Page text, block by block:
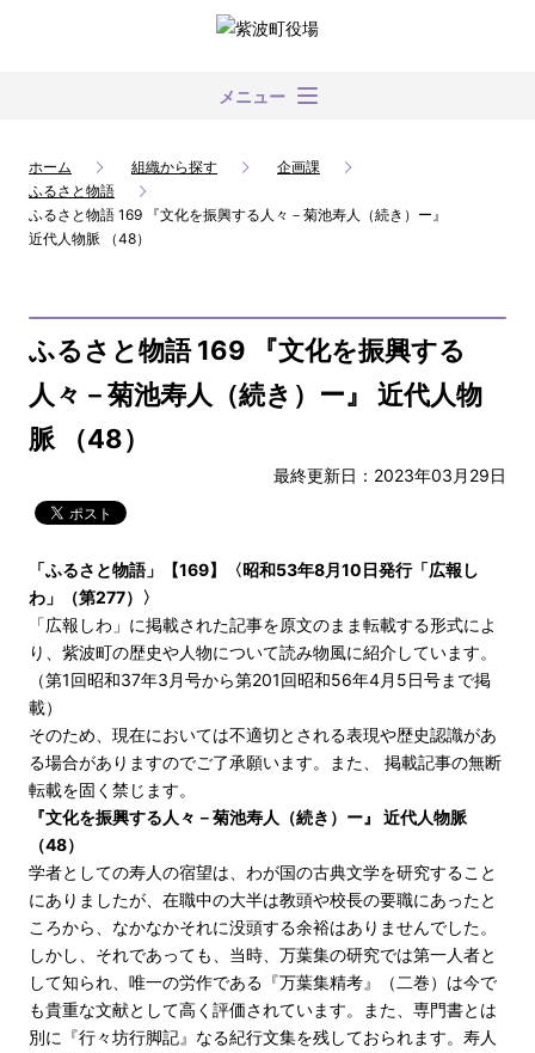
メニュー
ホーム 組織から探す
企画課
ふるさと物語
ふるさと物語 169 『文化を振興する人々－菊池寿人（続き）ー』
近代人物脈 （48）
ふるさと物語 169 『文化を振興する
人々－菊池寿人（続き）ー』 近代人物
脈 （48）
最終更新日：2023年03月29日
「ふるさと物語」【169】〈昭和53年8月10日発行「広報し
わ」（第277）〉
「広報しわ」に掲載された記事を原文のまま転載する形式によ
り、紫波町の歴史や人物について読み物風に紹介しています。
（第1回昭和37年3月号から第201回昭和56年4月5日号まで掲
載）
そのため、現在においては不適切とされる表現や歴史認識があ
る場合がありますのでご了承願います。また、 掲載記事の無断
転載を固く禁じます。
『文化を振興する人々－菊池寿人（続き）ー』 近代人物脈
（48）
学者としての寿人の宿望は、わが国の古典文学を研究すること
にありましたが、在職中の大半は教頭や校長の要職にあったと
ころから、なかなかそれに没頭する余裕はありませんでした。
しかし、それであっても、当時、万葉集の研究では第一人者と
して知られ、唯一の労作である『万葉集精考』（二巻）は今で
も貴重な文献として高く評価されています。また、専門書とは
別に『行々坊行脚記』なる紀行文集を残しておられます。寿人